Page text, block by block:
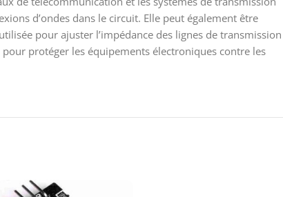
d’ondes dans le circuit. Elle peut également être
pour ajuster l’impédance des lignes de transmission
protéger les équipements électroniques contre les